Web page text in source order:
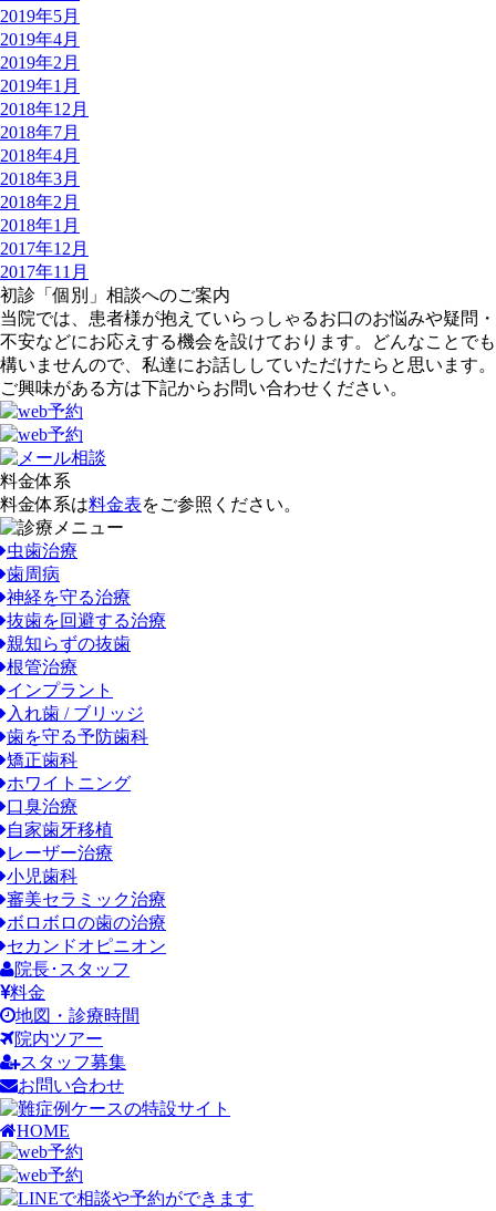
2019年5月
2019年4月
2019年2月
2019年1月
2018年12月
2018年7月
2018年4月
2018年3月
2018年2月
2018年1月
2017年12月
2017年11月
初診「個別」相談へのご案内
当院では、患者様が抱えていらっしゃるお口のお悩みや疑問・
不安などにお応えする機会を設けております。どんなことでも
構いませんので、私達にお話ししていただけたらと思います。
ご興味がある方は下記からお問い合わせください。
料金体系
料金体系は料金表をご参照ください。
虫歯治療
歯周病
神経を守る治療
抜歯を回避する治療
親知らずの抜歯
根管治療
インプラント
入れ歯 / ブリッジ
歯を守る予防歯科
矯正歯科
ホワイトニング
口臭治療
自家歯牙移植
レーザー治療
小児歯科
審美セラミック治療
ボロボロの歯の治療
セカンドオピニオン
院長･スタッフ
料金
地図・診療時間
院内ツアー
スタッフ募集
お問い合わせ
HOME